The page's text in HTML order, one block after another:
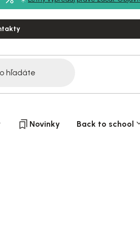
Novinky Back to school